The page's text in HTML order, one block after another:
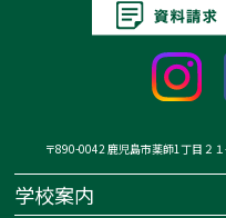
〒890-0042 鹿児島市薬師1丁目２
学校案内